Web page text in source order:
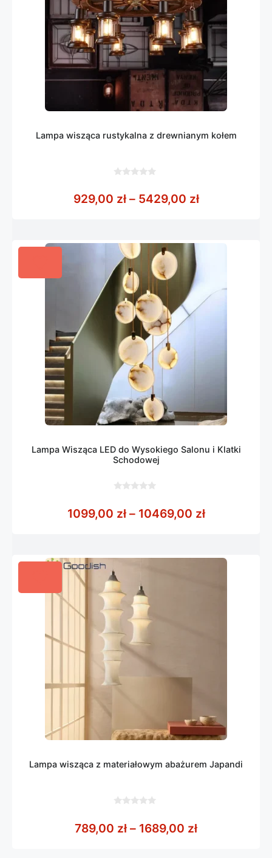
Lampa wisząca rustykalna z drewnianym kołem
5
929,00 zł – 5429,00 złZakres cen:
Lampa Wisząca LED do Wysokiego Salonu i Klatki
Schodowej
5
1099,00 zł – 10469,00 złZakres
Lampa wisząca z materiałowym abażurem Japandi
5
789,00 zł – 1689,00 złZakres cen: